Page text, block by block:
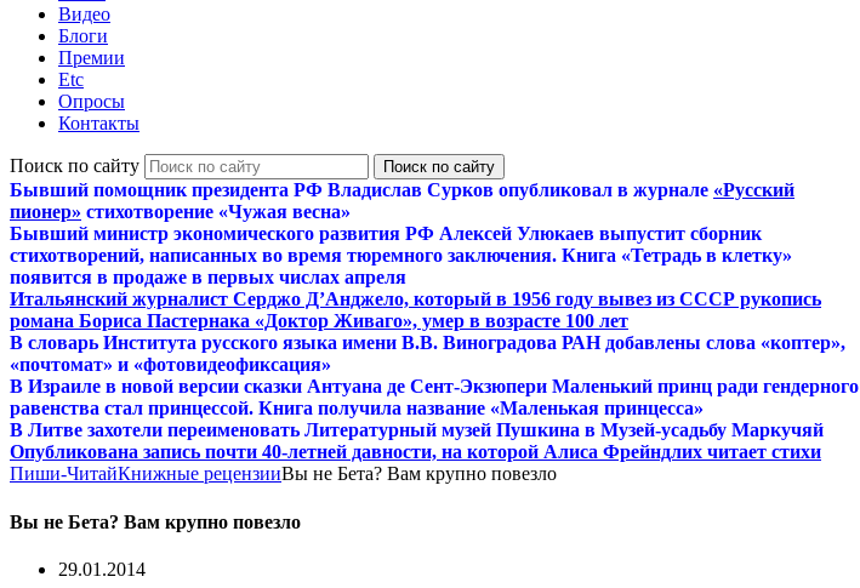
Видео
Блоги
Премии
Etc
Опросы
Контакты
Поиск по сайту
Бывший помощник президента РФ Владислав Сурков опубликовал в журнале «Русский
пионер» стихотворение «Чужая весна»
Бывший министр экономического развития РФ Алексей Улюкаев выпустит сборник
стихотворений, написанных во время тюремного заключения. Книга «Тетрадь в клетку»
появится в продаже в первых числах апреля
Итальянский журналист Серджо Д’Анджело, который в 1956 году вывез из СССР рукопись
романа Бориса Пастернака «Доктор Живаго», умер в возрасте 100 лет
В словарь Института русского языка имени В.В. Виноградова РАН добавлены слова «коптер»,
«почтомат» и «фотовидеофиксация»
В Израиле в новой версии сказки Антуана де Сент-Экзюпери Маленький принц ради гендерного
равенства стал принцессой. Книга получила название «Маленькая принцесса»
В Литве захотели переименовать Литературный музей Пушкина в Музей-усадьбу Маркучяй
Опубликована запись почти 40-летней давности, на которой Алиса Фрейндлих читает стихи
Пиши-ЧитайКнижные рецензииВы не Бета? Вам крупно повезло
Вы не Бета? Вам крупно повезло
29.01.2014